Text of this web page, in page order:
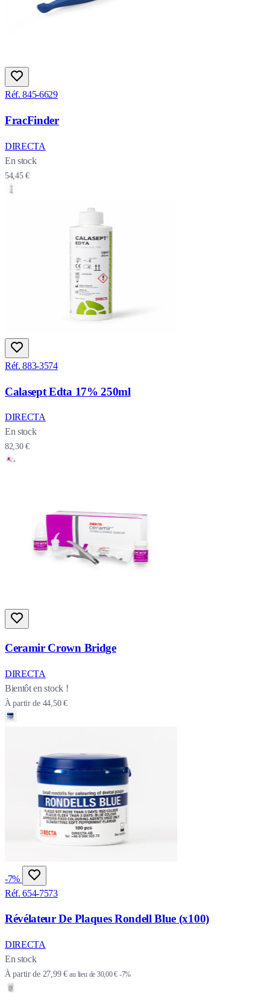
Réf. 845-6629
FracFinder
DIRECTA
En stock
54,45 €
Réf. 883-3574
Calasept Edta 17% 250ml
DIRECTA
En stock
82,30 €
Ceramir Crown Bridge
DIRECTA
Bientôt en stock !
À partir de 44,50 €
-7%
Réf. 654-7573
Révélateur De Plaques Rondell Blue (x100)
DIRECTA
En stock
À partir de 27,99 € au lieu de 30,00 € -7%